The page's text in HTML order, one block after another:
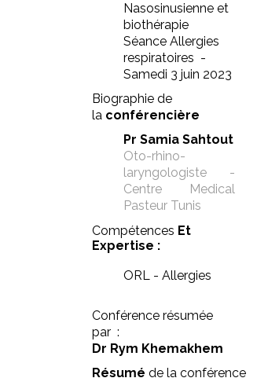
Nasosinusienne et
biothérapie
Séance Allergies
respiratoires -
Samedi 3 juin 2023
Biographie de
la conférencière
Pr Samia Sahtout
Oto-rhino-
laryngologiste -
Centre Medical
Pasteur Tunis
Compétences Et
Expertise :
ORL - Allergies
Conférence résumée
par :
Dr Rym Khemakhem
Résumé de la conférence